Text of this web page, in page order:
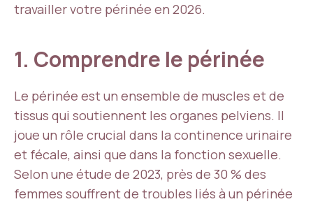
travailler votre périnée en 2026.
1. Comprendre le périnée
Le périnée est un ensemble de muscles et de
tissus qui soutiennent les organes pelviens. Il
joue un rôle crucial dans la continence urinaire
et fécale, ainsi que dans la fonction sexuelle.
Selon une étude de 2023, près de 30 % des
femmes souffrent de troubles liés à un périnée